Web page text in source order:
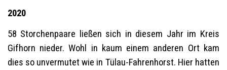
2020
58 Storchenpaare ließen sich in diesem Jahr im Kreis
Gifhorn nieder. Wohl in kaum einem anderen Ort kam
dies so unvermutet wie in Tülau-Fahrenhorst. Hier hatten